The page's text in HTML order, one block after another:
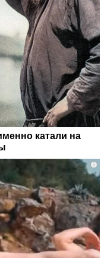
катали на
i